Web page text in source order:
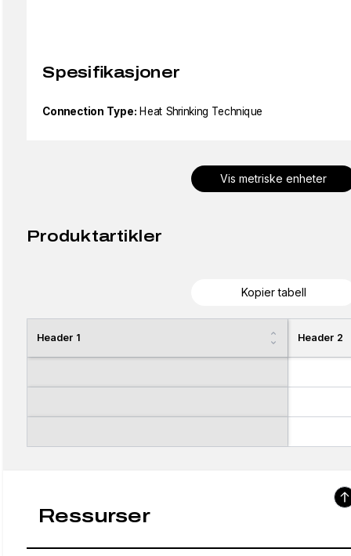
Spesifikasjoner
Connection Type: Heat Shrinking Technique
Vis metriske enheter
Produktartikler
Kopier tabell
Header 1 Header 2
Ressurser